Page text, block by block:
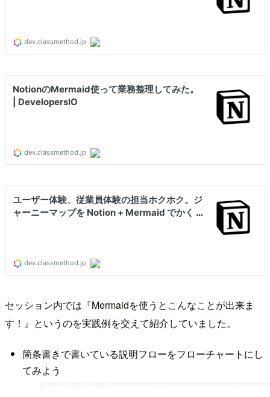
セッション内では『Mermaidを使うとこんなことが出来ま
す！』というのを実践例を交えて紹介していました。
箇条書きで書いている説明フローをフローチャートにし
てみよう